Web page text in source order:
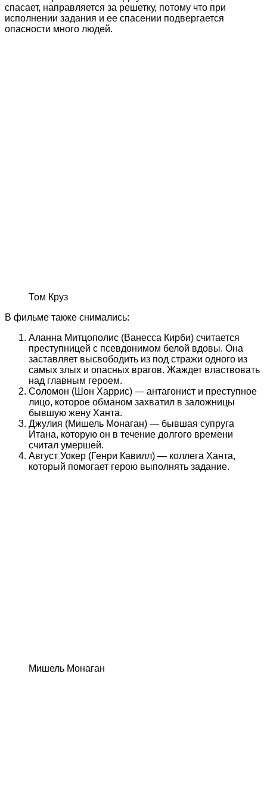
спасает, направляется за решетку, потому что при
исполнении задания и ее спасении подвергается
опасности много людей.
Том Круз
В фильме также снимались:
Аланна Митцополис (Ванесса Кирби) считается
преступницей с псевдонимом белой вдовы. Она
заставляет высвободить из под стражи одного из
самых злых и опасных врагов. Жаждет властвовать
над главным героем.
Соломон (Шон Харрис) — антагонист и преступное
лицо, которое обманом захватил в заложницы
бывшую жену Ханта.
Джулия (Мишель Монаган) — бывшая супруга
Итана, которую он в течение долгого времени
считал умершей.
Август Уокер (Генри Кавилл) — коллега Ханта,
который помогает герою выполнять задание.
Мишель Монаган